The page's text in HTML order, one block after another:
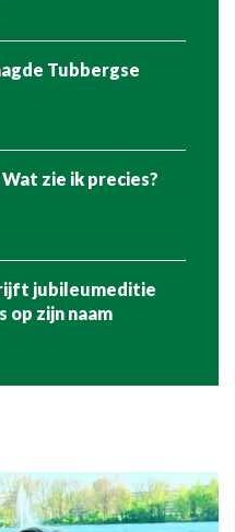
Wat zie ik precies?
jubileumeditie
op zijn naam